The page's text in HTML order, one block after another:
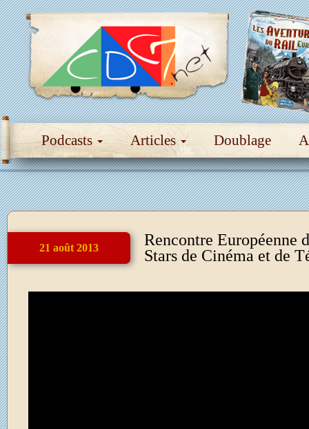
Podcasts Articles Doublage
21 août 2013
Rencontre Européenne
Stars de Cinéma et de